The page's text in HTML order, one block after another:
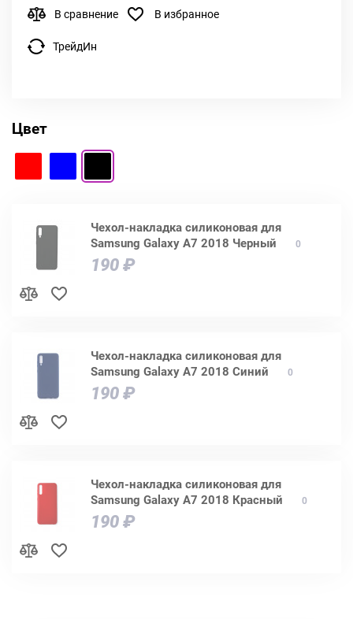
В сравнение В избранное
ТрейдИн
Цвет
Чехол-накладка силиконовая для
Samsung Galaxy A7 2018 Черный
0
190 ₽
Чехол-накладка силиконовая для
Samsung Galaxy A7 2018 Синий
0
190 ₽
Чехол-накладка силиконовая для
Samsung Galaxy A7 2018 Красный
0
190 ₽